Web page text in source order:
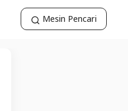
Mesin Pencari